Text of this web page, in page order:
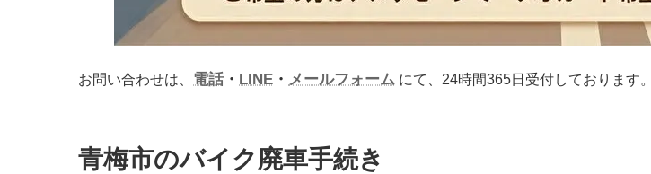
お問い合わせは、 電話 ・ LINE ・ メールフォーム にて、24時間365日受付しております。
青梅市のバイク廃車手続き